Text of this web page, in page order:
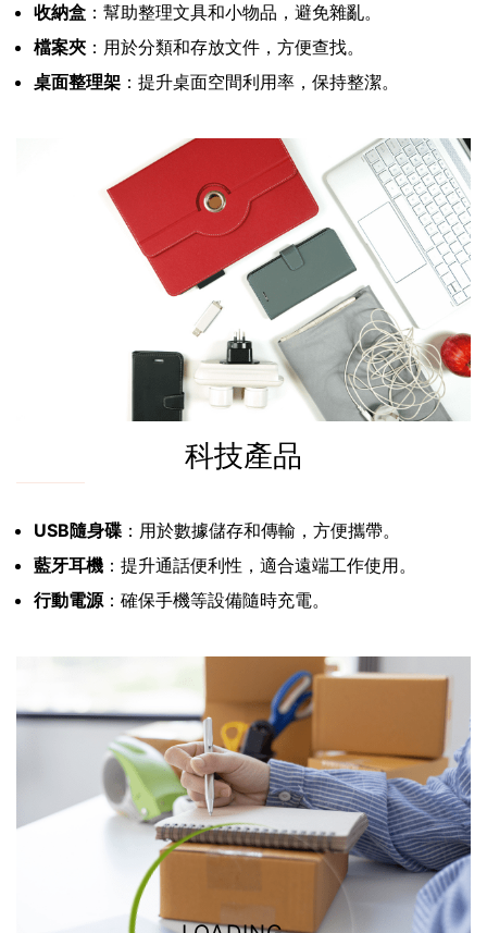
收納盒 ：幫助整理文具和小物品，避免雜亂。
檔案夾 ：用於分類和存放文件，方便查找。
桌面整理架 ：提升桌面空間利用率，保持整潔。
科技產品
USB隨身碟 ：用於數據儲存和傳輸，方便攜帶。
藍牙耳機 ：提升通話便利性，適合遠端工作使用。
行動電源：確保手機等設備隨時充電。